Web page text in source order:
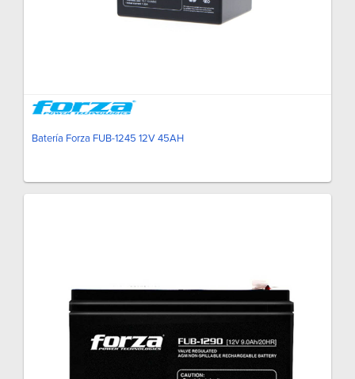
Batería Forza FUB-1245 12V 45AH